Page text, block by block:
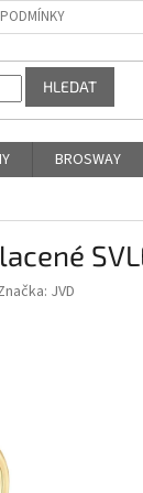
HLEDAT
BROSWAY
JVD